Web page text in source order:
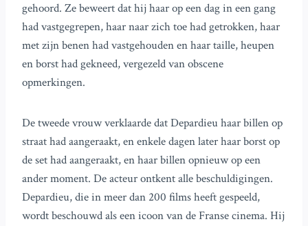
gehoord. Ze beweert dat hij haar op een dag in een gang
had vastgegrepen, haar naar zich toe had getrokken, haar
met zijn benen had vastgehouden en haar taille, heupen
en borst had gekneed, vergezeld van obscene
opmerkingen.
De tweede vrouw verklaarde dat Depardieu haar billen op
straat had aangeraakt, en enkele dagen later haar borst op
de set had aangeraakt, en haar billen opnieuw op een
ander moment. De acteur ontkent alle beschuldigingen.
Depardieu, die in meer dan 200 films heeft gespeeld,
wordt beschouwd als een icoon van de Franse cinema. Hij